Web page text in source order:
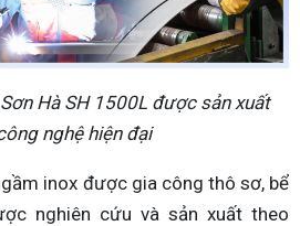
Hà SH 1500L được sản xuất
nghệ hiện đại
inox được gia công thô sơ, bể
nghiên cứu và sản xuất theo